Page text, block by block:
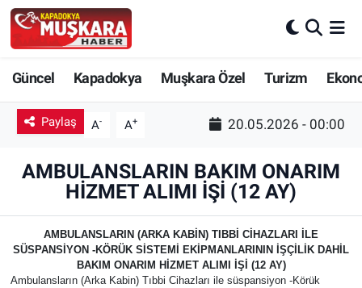
Güncel Kapadokya Muşkara Özel Turizm
Paylaş A- A+ 20.05.2026 - 00:00
AMBULANSLARIN BAKIM ONARIM
HİZMET ALIMI İŞİ (12 AY)
AMBULANSLARIN (ARKA KABİN) TIBBİ CİHAZLARI İLE
SÜSPANSİYON -KÖRÜK SİSTEMİ EKİPMANLARININ İŞÇİLİK DAHİL
BAKIM ONARIM HİZMET ALIMI İŞİ (12 AY)
Ambulansların (Arka Kabin) Tıbbi Cihazları ile süspansiyon -Körük
Güncel
Muşkara Özel
Ekonomi
Kapadokya
Nevşehir Hava Durumu
Süper Lig Puan Durumu ve Fikstür
Tüm Manşetler
Son Dakika Haberleri